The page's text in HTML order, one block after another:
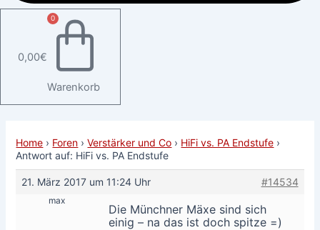
0,00€
0
Warenkorb
Home › Foren › Verstärker und Co › HiFi vs. PA Endstufe ›
Antwort auf: HiFi vs. PA Endstufe
21. März 2017 um 11:24 Uhr #14534
max
Die Münchner Mäxe sind sich
einig – na das ist doch spitze =)